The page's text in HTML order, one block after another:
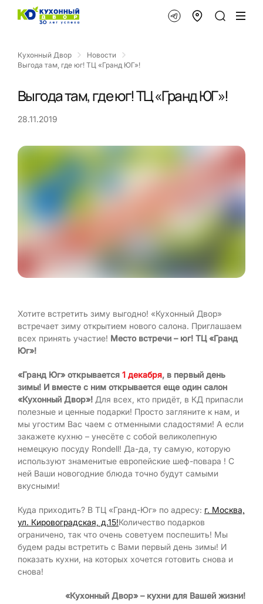
Кухонный Двор
Новости
Выгода там, где юг! ТЦ «Гранд ЮГ»!
Выгода там, где юг! ТЦ «Гранд ЮГ»!
28.11.2019
Хотите встретить зиму выгодно! «Кухонный Двор»
встречает зиму открытием нового салона. Приглашаем
всех принять участие! Место встречи – юг! ТЦ «Гранд
Юг»!
«Гранд Юг» открывается 1 декабря, в первый день
зимы! И вместе с ним открывается еще один салон
«Кухонный Двор»! Для всех, кто придёт, в КД припасли
полезные и ценные подарки! Просто загляните к нам, и
мы угостим Вас чаем с отменными сладостями! А если
закажете кухню – унесёте с собой великолепную
немецкую посуду Rondell! Да-да, ту самую, которую
используют знаменитые европейские шеф-повара ! С
ней Ваши новогодние блюда точно будут самыми
вкусными!
Куда приходить? В ТЦ «Гранд-Юг» по адресу: г. Москва,
ул. Кировоградская, д.15!Количество подарков
ограничено, так что очень советуем поспешить! Мы
будем рады встретить с Вами первый день зимы! И
показать кухни, на которых хочется готовить снова и
снова!
«Кухонный Двор» – кухни для Вашей жизни!